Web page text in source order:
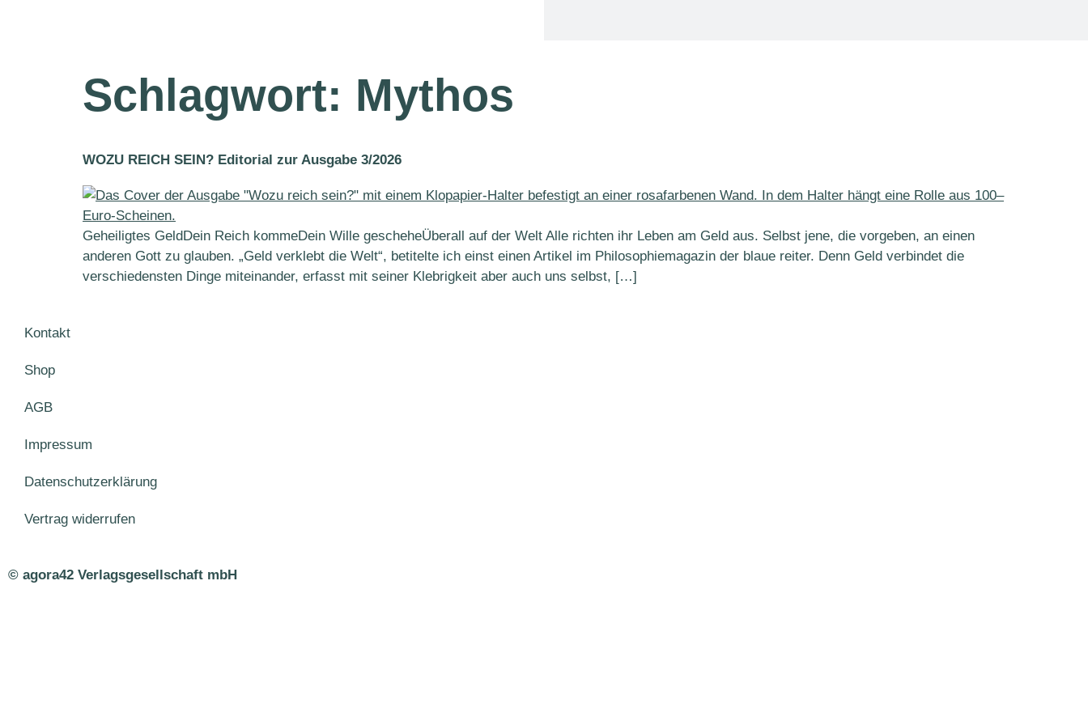
Schlagwort: Mythos
WOZU REICH SEIN? Editorial zur Ausgabe 3/2026
Geheiligtes GeldDein Reich kommeDein Wille gescheheÜberall auf der Welt Alle richten ihr Leben am Geld aus. Selbst jene, die vorgeben, an einen
anderen Gott zu glauben. „Geld verklebt die Welt“, betitelte ich einst einen Artikel im Philosophiemagazin der blaue reiter. Denn Geld verbindet die
verschiedensten Dinge miteinander, erfasst mit seiner Klebrigkeit aber auch uns selbst, […]
Kontakt
Shop
AGB
Impressum
Datenschutzerklärung
Vertrag widerrufen
© agora42 Verlagsgesellschaft mbH